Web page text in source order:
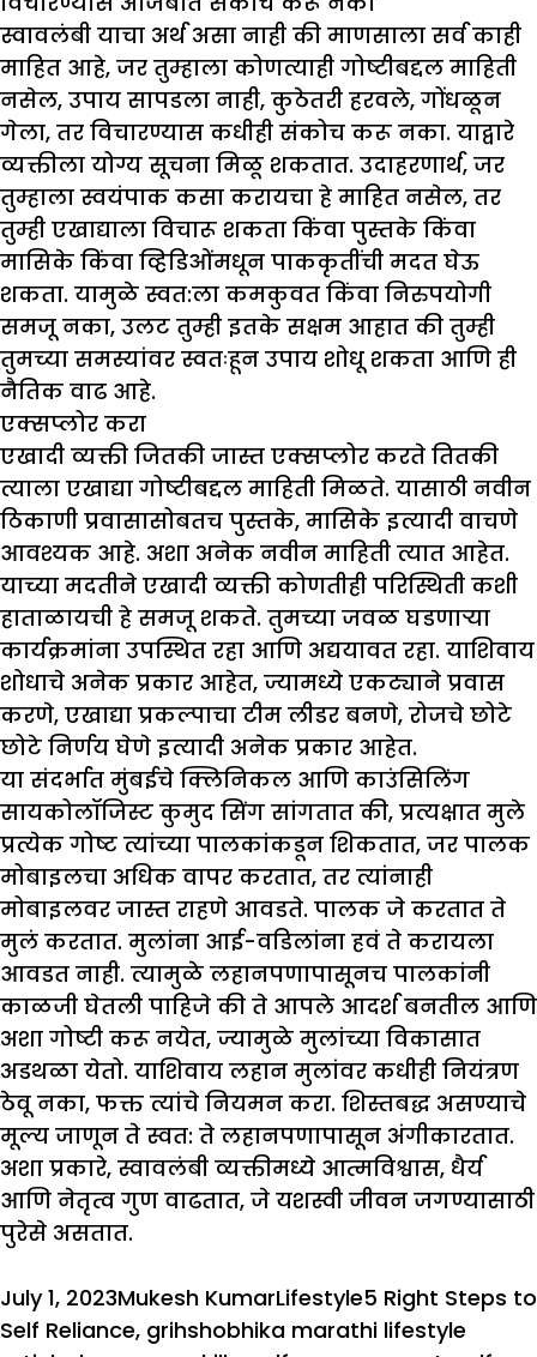
स्वावलंबी याचा अर्थ असा नाही की माणसाला सर्व काही
माहित आहे, जर तुम्हाला कोणत्याही गोष्टीबद्दल माहिती
नसेल, उपाय सापडला नाही, कुठेतरी हरवले, गोंधळून
गेला, तर विचारण्यास कधीही संकोच करू नका. याद्वारे
व्यक्तीला योग्य सूचना मिळू शकतात. उदाहरणार्थ, जर
तुम्हाला स्वयंपाक कसा करायचा हे माहित नसेल, तर
तुम्ही एखाद्याला विचारू शकता किंवा पुस्तके किंवा
मासिके किंवा व्हिडिओंमधून पाककृतींची मदत घेऊ
शकता. यामुळे स्वत:ला कमकुवत किंवा निरुपयोगी
समजू नका, उलट तुम्ही इतके सक्षम आहात की तुम्ही
तुमच्या समस्यांवर स्वतःहून उपाय शोधू शकता आणि ही
नैतिक वाढ आहे.
एक्सप्लोर करा
एखादी व्यक्ती जितकी जास्त एक्सप्लोर करते तितकी
त्याला एखाद्या गोष्टीबद्दल माहिती मिळते. यासाठी नवीन
ठिकाणी प्रवासासोबतच पुस्तके, मासिके इत्यादी वाचणे
आवश्यक आहे. अशा अनेक नवीन माहिती त्यात आहेत.
याच्या मदतीने एखादी व्यक्ती कोणतीही परिस्थिती कशी
हाताळायची हे समजू शकते. तुमच्या जवळ घडणाऱ्या
कार्यक्रमांना उपस्थित रहा आणि अद्ययावत रहा. याशिवाय
शोधाचे अनेक प्रकार आहेत, ज्यामध्ये एकट्याने प्रवास
करणे, एखाद्या प्रकल्पाचा टीम लीडर बनणे, रोजचे छोटे
छोटे निर्णय घेणे इत्यादी अनेक प्रकार आहेत.
या संदर्भात मुंबईचे क्लिनिकल आणि काउंसिलिंग
सायकोलॉजिस्ट कुमुद सिंग सांगतात की, प्रत्यक्षात मुले
प्रत्येक गोष्ट त्यांच्या पालकांकडून शिकतात, जर पालक
मोबाइलचा अधिक वापर करतात, तर त्यांनाही
मोबाइलवर जास्त राहणे आवडते. पालक जे करतात ते
मुलं करतात. मुलांना आई-वडिलांना हवं ते करायला
आवडत नाही. त्यामुळे लहानपणापासूनच पालकांनी
काळजी घेतली पाहिजे की ते आपले आदर्श बनतील आणि
अशा गोष्टी करू नयेत, ज्यामुळे मुलांच्या विकासात
अडथळा येतो. याशिवाय लहान मुलांवर कधीही नियंत्रण
ठेवू नका, फक्त त्यांचे नियमन करा. शिस्तबद्ध असण्याचे
मूल्य जाणून ते स्वत: ते लहानपणापासून अंगीकारतात.
अशा प्रकारे, स्वावलंबी व्यक्तीमध्ये आत्मविश्वास, धैर्य
आणि नेतृत्व गुण वाढतात, जे यशस्वी जीवन जगण्यासाठी
पुरेसे असतात.
Posted
on
July 1, 2023Author
Mukesh KumarCategories
LifestyleTags
5 Right Steps to
Self Reliance, grihshobhika marathi lifestyle